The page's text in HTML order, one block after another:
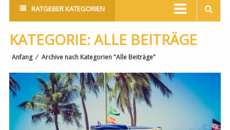
RATGEBER KATEGORIEN
KATEGORIE:ALLE BEITRÄGE
Anfang ⁄ Archive nach Kategorien "Alle Beiträge"